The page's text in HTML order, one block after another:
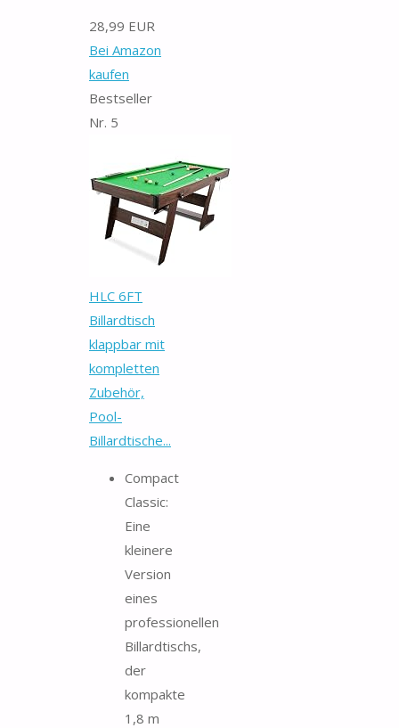
28,99 EUR
Bei Amazon
kaufen
Bestseller
Nr. 5
HLC 6FT
Billardtisch
klappbar mit
kompletten
Zubehör,
Pool-
Billardtische...
Compact
Classic:
Eine
kleinere
Version
eines
professionellen
Billardtischs,
der
kompakte
1,8 m